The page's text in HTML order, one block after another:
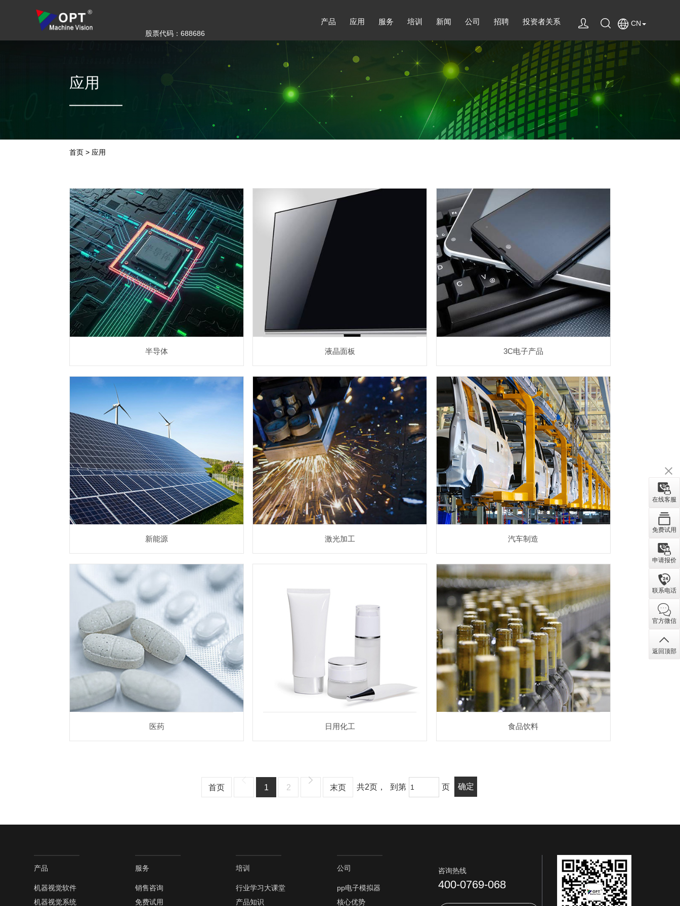
股票代码：688686
CN
产品 应用 服务 培训 新闻 公司 招聘 投资者关系
应用
首页 > 应用
半导体
半导体
半导体行业相关应用
液晶面板
液晶面板相关应用
3C电子产品
3C电子产品
消费电子行业相关应用
新能源
新能源
锂电池与太阳能等新能源相关应用
激光加工
激光加工
激光加工相关应用
汽车制造
汽车制造
汽车行业相关应用
医药
医药
医药行业相关检测
日用化工
日用化工
食品饮料
食品饮料
食品饮料行业相关应用
首页 1 2 末页 共2页， 到第 页 确定
产品
机器视觉软件
机器视觉系统
服务
销售咨询
免费试用
培训
行业学习大课堂
产品知识
公司
pp电子模拟器
核心优势
咨询热线
400-0769-068
在线客服
免费试用
申请报价
联系电话
官方微信
返回顶部